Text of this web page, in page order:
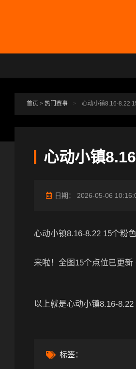
首页 > 热门赛事 > 心动小镇8.16-8.22
心动小镇
日期： 2026-05-06
心动小镇8.16-8.22 15个粉
来啦！全图15个点位已更
以上就是心动小镇8.16-
标签：